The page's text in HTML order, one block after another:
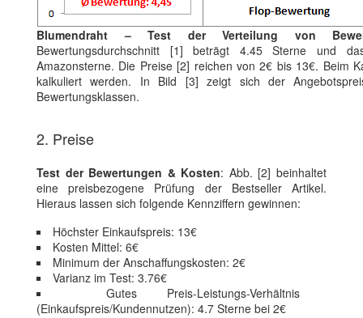
Blumendraht – Test der Verteilung von
Bewertungsdurchschnitt [1] beträgt 4.45 Sterne und
Amazonsterne. Die Preise [2] reichen von 2€ bis 13€. Beim
kalkuliert werden. In Bild [3] zeigt sich der
Bewertungsklassen.
2. Preise
Test der Bewertungen & Kosten: Abb. [2] beinhaltet
eine preisbezogene Prüfung der Bestseller Artikel.
Hieraus lassen sich folgende Kennziffern gewinnen:
Höchster Einkaufspreis: 13€
Kosten Mittel: 6€
Minimum der Anschaffungskosten: 2€
Varianz im Test: 3.76€
Gutes Preis-Leistungs-Verhältnis
(Einkaufspreis/Kundennutzen): 4.7 Sterne bei 2€